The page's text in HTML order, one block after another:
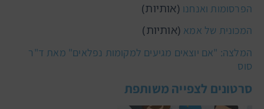
הפרסומות ואנחנו (אותיות)
המכונית של אמא (אותיות)
המלצה: "אם יוצאים מגיעים למקומות נפלאים" מאת ד"ר
סוס
סרטונים לצפייה משותפת